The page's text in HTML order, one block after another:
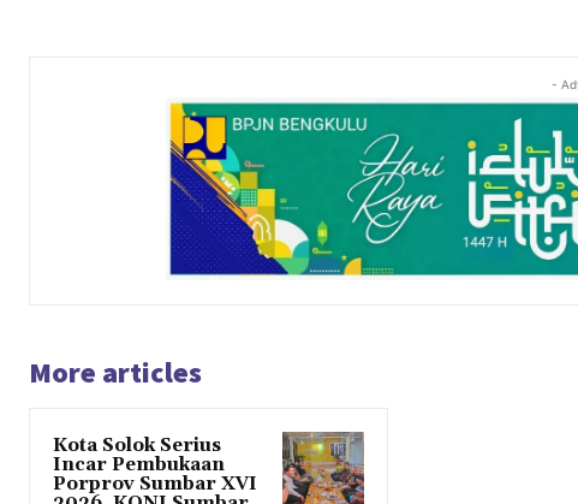
-
More articles
Kota Solok Serius
Incar Pembukaan
Porprov Sumbar XVI